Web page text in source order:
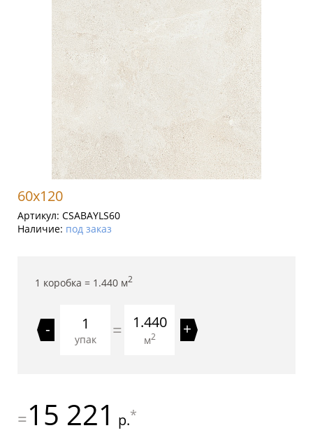
60x120
Артикул: CSABAYLS60
Наличие: под заказ
1 коробка = 1.440 м2
-
упак = 1.440
м2 +
=15 221 р.*